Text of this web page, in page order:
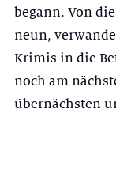
begann. Von
neun,
Krimis in die
noch am
übernächsten